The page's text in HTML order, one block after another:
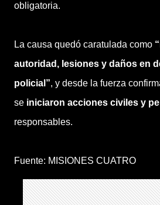
obligatoria.
La causa quedó caratulada como
autoridad, lesiones y daños en
policial”, y desde la fuerza
se iniciaron acciones civiles y
responsables.
Fuente: MISIONES CUATRO